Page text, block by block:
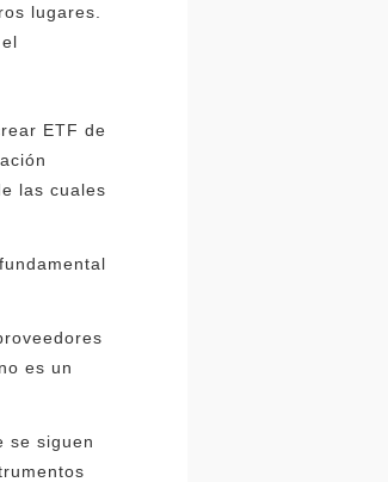
lugares.
ETF de
las cuales
es un
se siguen